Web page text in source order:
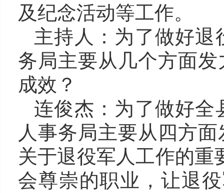
及纪念活动等工作。
主持人：为了做好
务局主要从几个方面
成效？
连俊杰 ：为了做好
人事务局主要从四方
关于退役军人工作的重
会尊崇的职业，让退